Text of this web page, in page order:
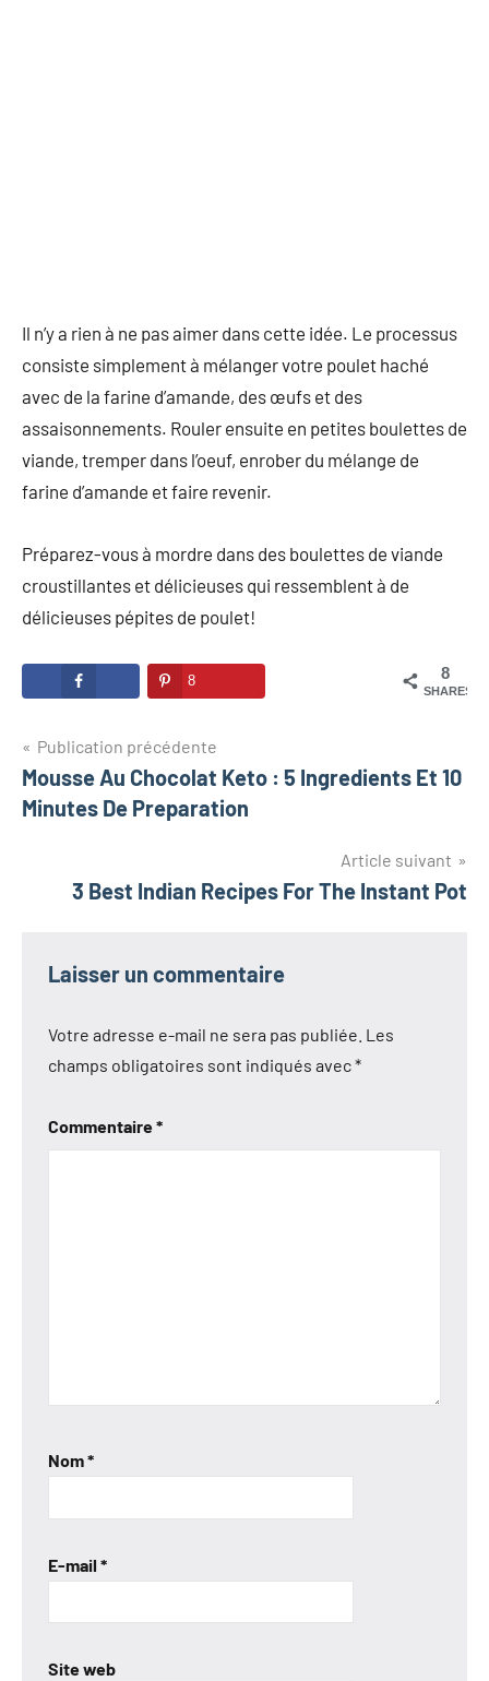
Il n’y a rien à ne pas aimer dans cette idée. Le processus
consiste simplement à mélanger votre poulet haché
avec de la farine d’amande, des œufs et des
assaisonnements. Rouler ensuite en petites boulettes de
viande, tremper dans l’oeuf, enrober du mélange de
farine d’amande et faire revenir.
Préparez-vous à mordre dans des boulettes de viande
croustillantes et délicieuses qui ressemblent à de
délicieuses pépites de poulet!
8
SHARES
8
Navigation
de
Publication précédente
Mousse Au Chocolat Keto : 5 Ingredients Et 10
Minutes De Preparation
Article suivant
3 Best Indian Recipes For The Instant Pot
Laisser un commentaire
Votre adresse e-mail ne sera pas publiée. Les
champs obligatoires sont indiqués avec*
Commentaire*
Nom*
E-mail *
Site web